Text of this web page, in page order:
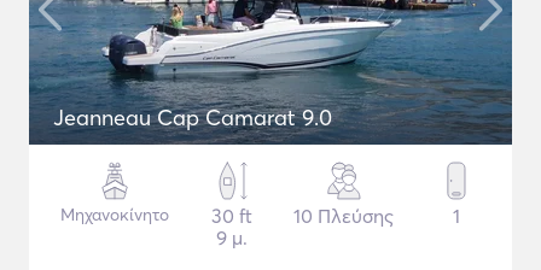
Jeanneau Cap Camarat 9.0
Μηχανοκίνητο
30 ft
9 μ.
10 Πλεύσης 1